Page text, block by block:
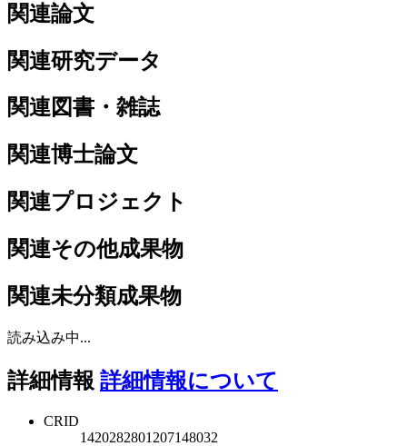
関連論文
関連研究データ
関連図書・雑誌
関連博士論文
関連プロジェクト
関連その他成果物
関連未分類成果物
読み込み中...
詳細情報 詳細情報について
CRID
1420282801207148032